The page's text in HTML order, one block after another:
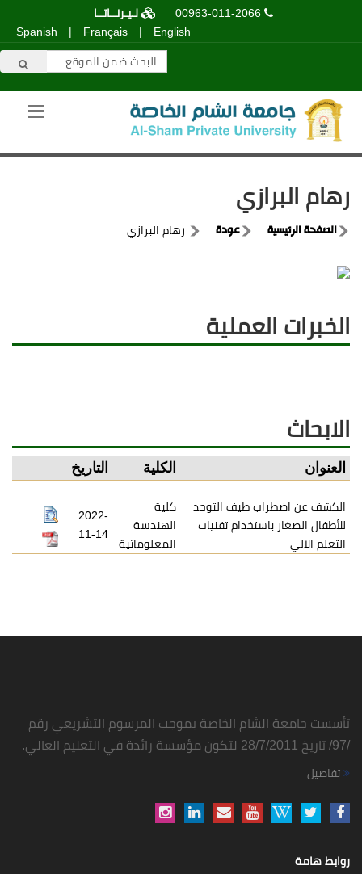
00963-011-2066
لـيـرنــاتــا
English
|
Français
|
Spanish
رهام البرازي
الصفحة الرئيسية عودة رهام البرازي
الخبرات العملية
الابحاث
العنوان الكلية التاريخ
الكشف عن اضطراب طيف التوحد
للأطفال الصغار باستخدام تقنيات
التعلم الآلي
كلية
الهندسة
المعلوماتية
2022-
11-14
تأسست جامعة الشام الخاصة بموجب المرسوم التشريعي رقم
/97/ تاريخ 28/7/2011 لتكون مؤسسة رائدة في التعليم العالي.
تفاصيل
روابط هامة